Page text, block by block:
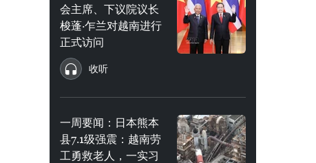
会主席、下议院议长
梭蓬·乍兰对越南进行
正式访问
收听
一周要闻：日本熊本
县7.1级强震：越南劳
工勇救老人，一实习